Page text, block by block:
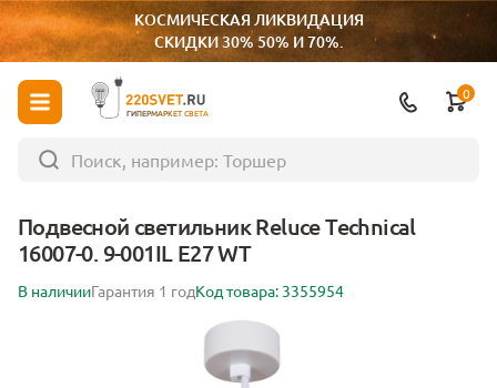
КОСМИЧЕСКАЯ ЛИКВИДАЦИЯ
СКИДКИ 30% 50% И 70%.
ГИПЕРМАРКЕТ СВЕТА
0
Подвесной светильник Reluce Technical
16007-0. 9-001IL E27 WT
В наличииГарантия 1 годКод товара: 3355954